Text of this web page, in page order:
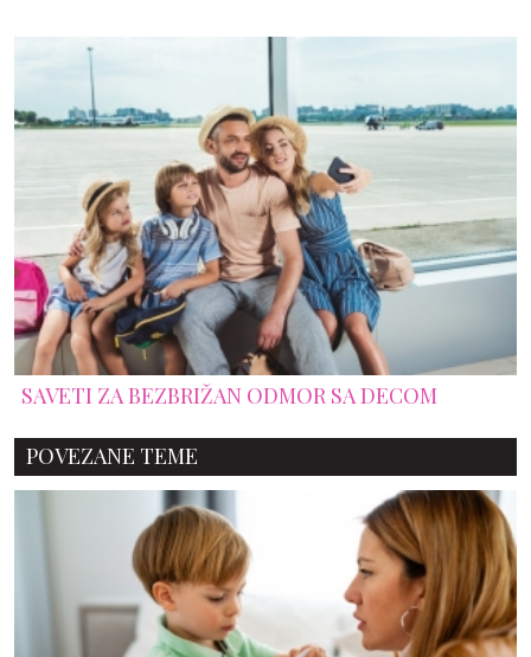
SAVETI ZA BEZBRIŽAN ODMOR SA DECOM
POVEZANE TEME